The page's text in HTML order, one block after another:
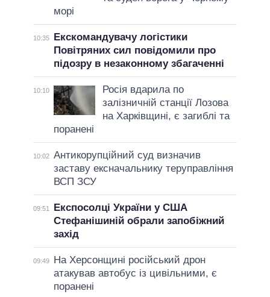
морі
10:35
Екскомандувачу логістики
Повітряних сил повідомили про
підозру в незаконному збагаченні
10:10
Росія вдарила по
залізничній станції Лозова
на Харківщині, є загиблі та
поранені
10:02 Антикорупційний суд визначив
заставу ексначальнику теруправління
ВСП ЗСУ
09:51
Експосолці України у США
Стефанішиній обрали запобіжний
захід
09:49
На Херсонщині російський дрон
атакував автобус із цивільними, є
поранені